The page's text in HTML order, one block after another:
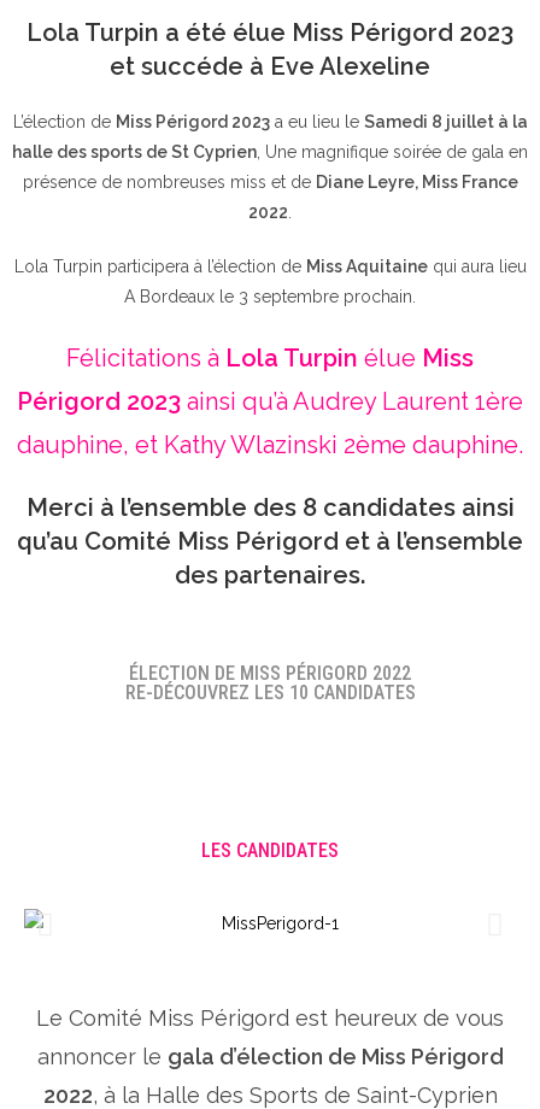
Lola Turpin a été élue Miss Périgord 2023
et succéde à Eve Alexeline
L’élection de Miss Périgord 2023a eu lieu le Samedi 8 juillet à la
halle des sports de St Cyprien , Une magnifique soirée de gala en
présence de nombreuses miss et de Diane Leyre, Miss France
2022
Lola Turpin participera à l’élection de Miss Aquitainequi aura lieu
A Bordeaux le 3 septembre prochain.
Félicitations à Lola Turpin élue Miss
Périgord 2023 ainsi qu’à Audrey Laurent 1ère
dauphine, et Kathy Wlazinski 2ème dauphine.
Merci à l’ensemble des 8 candidates ainsi
qu’au Comité Miss Périgord et à l’ensemble
des partenaires.
ÉLECTION DE MISS PÉRIGORD 2022
RE-DÉCOUVREZ LES 10 CANDIDATES
LES CANDIDATES
Le Comité Miss Périgord est heureux de vous
annoncer le gala d’élection de Miss Périgord
2022, à la Halle des Sports de Saint-Cyprien